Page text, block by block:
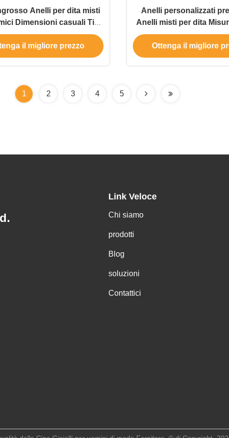
Anelli per dita misti
Dimensioni casuali Tipi
in acciaio inossidabile
per uomini e donne
il migliore prezzo
Anelli personalizzati
Anelli misti per dita
Tipi Anelli in acciaio
Gioielli Anelli per uomo
Ottenga il migliore
1 2 3 4 5
Link Veloce
Chi siamo
prodotti
Blog
soluzioni
Contattici